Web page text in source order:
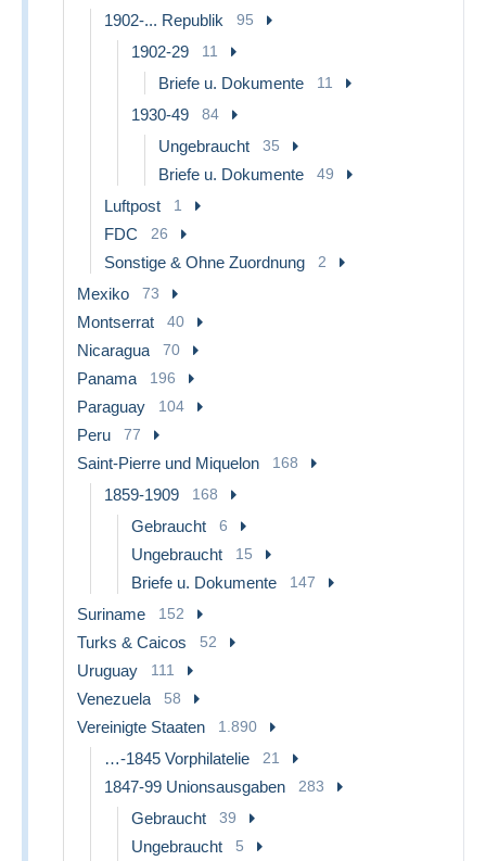
1902-... Republik 95
1902-29 11
Briefe u. Dokumente 11
1930-49 84
Ungebraucht 35
Briefe u. Dokumente 49
Luftpost 1
FDC 26
Sonstige & Ohne Zuordnung 2
Mexiko 73
Montserrat 40
Nicaragua 70
Panama 196
Paraguay 104
Peru 77
Saint-Pierre und Miquelon 168
1859-1909 168
Gebraucht 6
Ungebraucht 15
Briefe u. Dokumente 147
Suriname 152
Turks & Caicos 52
Uruguay 111
Venezuela 58
Vereinigte Staaten 1.890
…-1845 Vorphilatelie 21
1847-99 Unionsausgaben 283
Gebraucht 39
Ungebraucht 5